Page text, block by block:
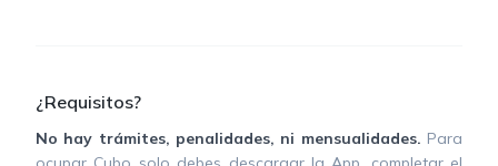
¿Requisitos?
No hay trámites, penalidades, ni mensualidades. Para